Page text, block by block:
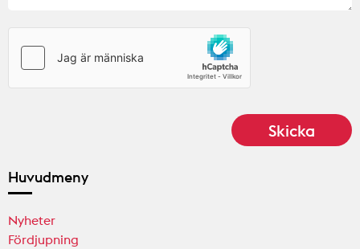
Huvudmeny
Nyheter
Fördjupning